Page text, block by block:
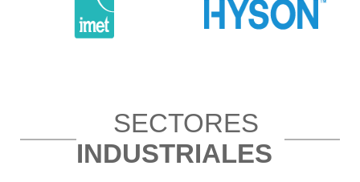
SECTORES
INDUSTRIALES